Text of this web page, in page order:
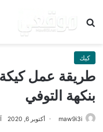
بحث عن
كيك
طريقة عمل
بنكهة التوفي
maw9i3i أكتوبر 6, 2020